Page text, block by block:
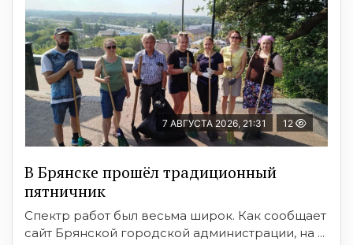
7 АВГУСТА 2026, 21:31 12
В Брянске прошёл традиционный
пятничник
Спектр работ был весьма широк. Как сообщает
сайт Брянской городской администрации, на ...